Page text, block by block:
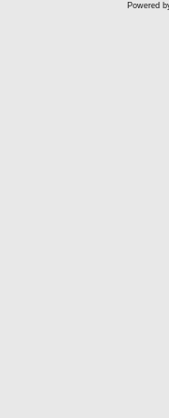
Powered